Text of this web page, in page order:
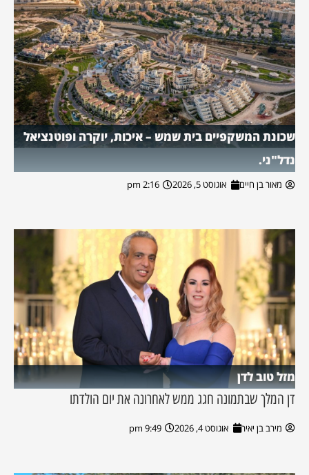
שכונת המשקפיים בית שמש – איכות, יוקרה ופוטנציאל
נדל"ני.
מאור בן חיים אוגוסט 5, 2026 2:16 pm
מזל טוב לדן
דן המלך שבתמונה חגג ממש לאחרונה את יום הולדתו
מירב בן יאיר אוגוסט 4, 2026 9:49 pm